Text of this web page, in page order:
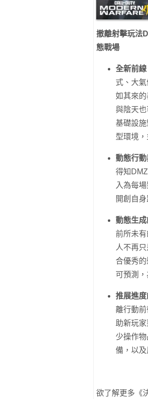
撤離射擊玩法
態戰場
全新前線
式、大
如其來
與陰天
基礎設
型環境
動態行動
得知
入為每
開創自
動態生成
前所未
人不再
合優秀
可預測
推展進度
離行動前
助新玩
少操作
備，以及
欲了解更多《